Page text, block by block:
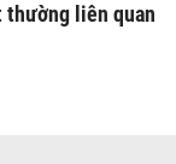
thường liên quan